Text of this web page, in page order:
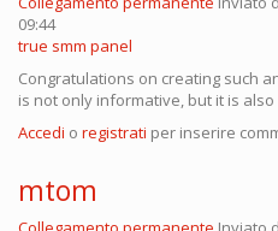
09:44
true smm panel
Congratulations on creating such
is not only informative, but it is
Accedi o registrati per inserire
mtom